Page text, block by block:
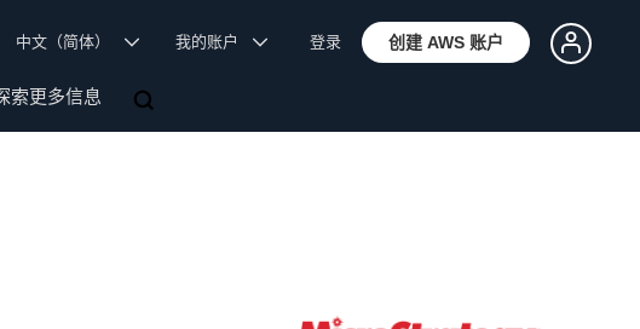
中文（简体） 我的账户 登录 创建 AWS 账户
索更多信息